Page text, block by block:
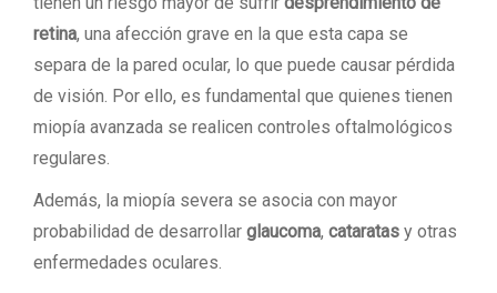
retina, una afección grave en la que esta capa se
separa de la pared ocular, lo que puede causar pérdida
de visión. Por ello, es fundamental que quienes tienen
miopía avanzada se realicen controles oftalmológicos
regulares.
Además, la miopía severa se asocia con mayor
probabilidad de desarrollar glaucoma, cataratas y otras
enfermedades oculares.